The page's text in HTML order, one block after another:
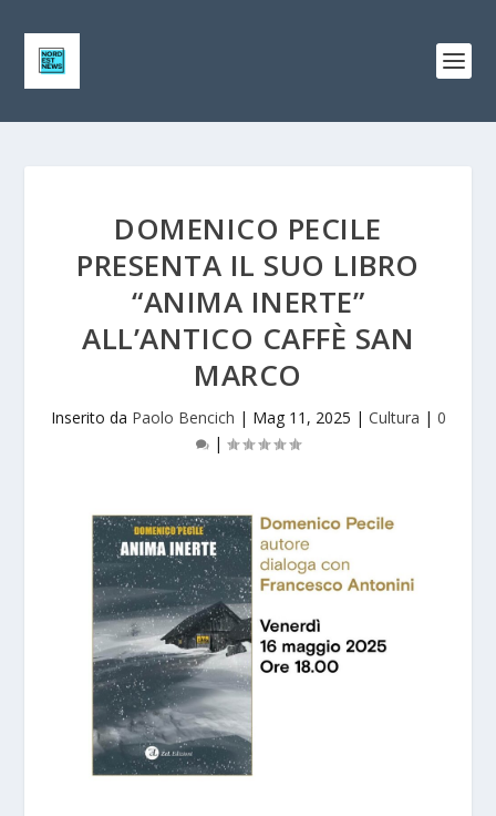
DOMENICO PECILE
PRESENTA IL SUO LIBRO
“ANIMA INERTE”
ALL’ANTICO CAFFÈ SAN
MARCO
Inserito da Paolo Bencich | Mag 11, 2025 | Cultura | 0
|